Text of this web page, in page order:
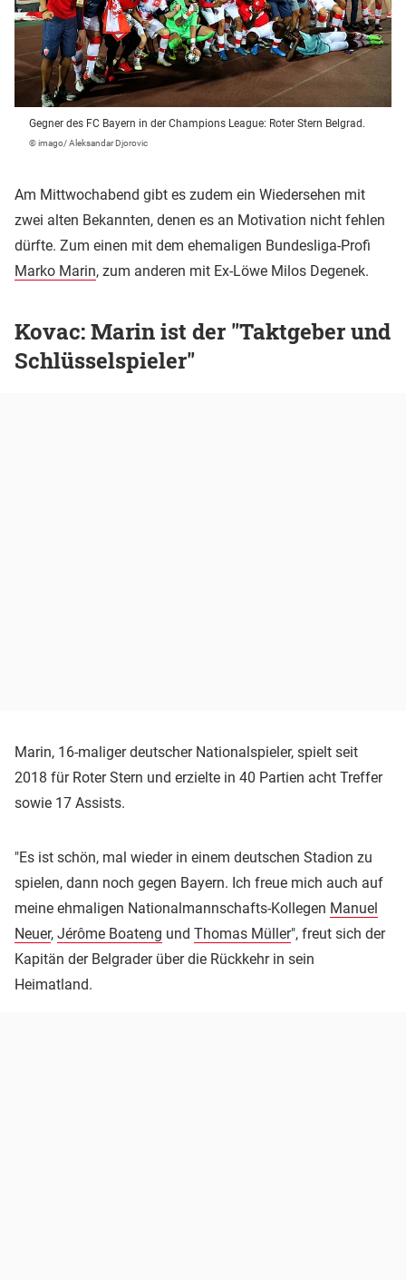
Gegner des FC Bayern in der Champions League: Roter Stern Belgrad.
© imago/ Aleksandar Djorovic
Am Mittwochabend gibt es zudem ein Wiedersehen mit
zwei alten Bekannten, denen es an Motivation nicht fehlen
dürfte. Zum einen mit dem ehemaligen Bundesliga-Profi
Marko Marin, zum anderen mit Ex-Löwe Milos Degenek.
Kovac: Marin ist der "Taktgeber und
Schlüsselspieler"
Marin, 16-maliger deutscher Nationalspieler, spielt seit
2018 für Roter Stern und erzielte in 40 Partien acht Treffer
sowie 17 Assists.
"Es ist schön, mal wieder in einem deutschen Stadion zu
spielen, dann noch gegen Bayern. Ich freue mich auch auf
meine ehmaligen Nationalmannschafts-Kollegen Manuel
Neuer, Jérôme Boateng und Thomas Müller", freut sich der
Kapitän der Belgrader über die Rückkehr in sein
Heimatland.